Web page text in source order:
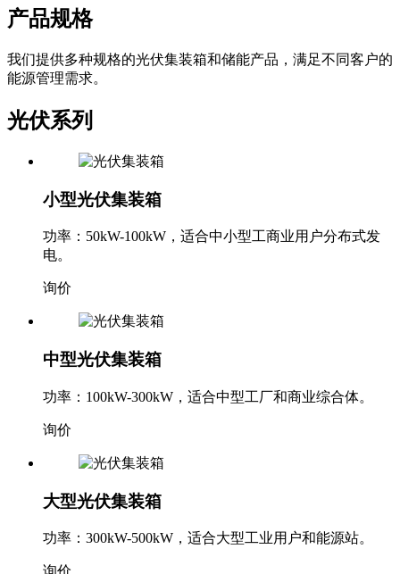
产品规格
我们提供多种规格的光伏集装箱和储能产品，满足不同客户的
能源管理需求。
光伏系列
小型光伏集装箱
功率：50kW-100kW，适合中小型工商业用户分布式发
电。
询价
中型光伏集装箱
功率：100kW-300kW，适合中型工厂和商业综合体。
询价
大型光伏集装箱
功率：300kW-500kW，适合大型工业用户和能源站。